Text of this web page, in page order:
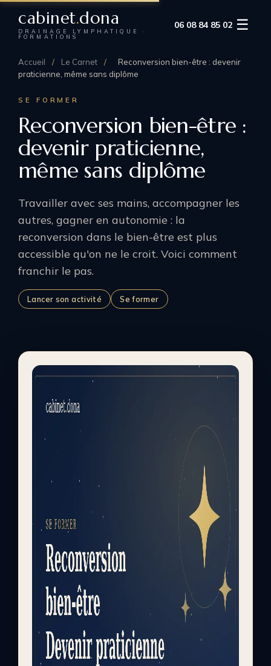
cabinet.dona
DRAINAGE LYMPHATIQUE ·
FORMATIONS
06 08 84 85 02 ☰
Accueil / Le Carnet /
Reconversion bien-être : devenir
praticienne, même sans diplôme
SE FORMER
Reconversion bien-être :
devenir praticienne,
même sans diplôme
Travailler avec ses mains, accompagner les
autres, gagner en autonomie : la
reconversion dans le bien-être est plus
accessible qu'on ne le croit. Voici comment
franchir le pas.
Lancer son activité Se former